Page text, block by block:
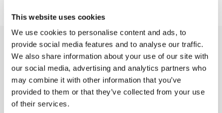
This website uses cookies
We use cookies to personalise content and ads, to
provide social media features and to analyse our traffic.
We also share information about your use of our site with
our social media, advertising and analytics partners who
may combine it with other information that you’ve
provided to them or that they’ve collected from your use
of their services.